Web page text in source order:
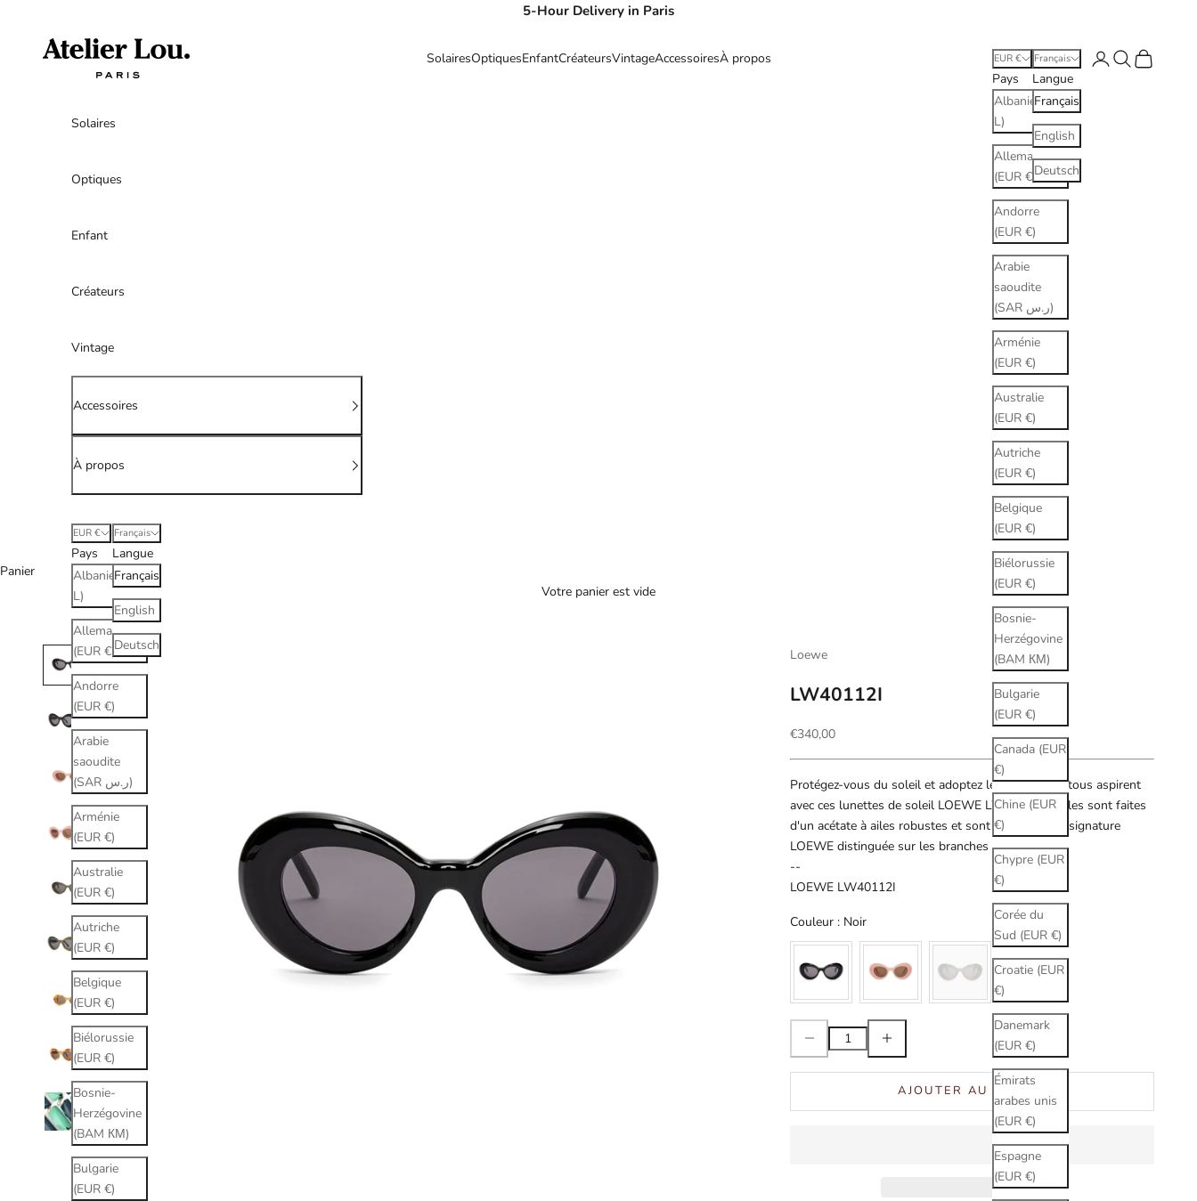
5-Hour Delivery in Paris
atelierlouparis
SolairesOptiquesEnfantCréateursVintageAccessoiresÀ propos EUR €
Pays
Albanie (ALL
L)
Allemagne
(EUR €)
Andorre
(EUR €)
Arabie
saoudite
(SAR ر.س)
Arménie
(EUR €)
Australie
(EUR €)
Autriche
(EUR €)
Belgique
(EUR €)
Biélorussie
(EUR €)
Bosnie-
Herzégovine
(BAM КМ)
Bulgarie
(EUR €)
Canada (EUR
€)
Chine (EUR
€)
Chypre (EUR
€)
Corée du
Sud (EUR €)
Croatie (EUR
€)
Danemark
(EUR €)
Émirats
arabes unis
(EUR €)
Espagne
(EUR €)
Français
Langue
Français
English
Deutsch
Connexion
Recherche
Panier
Solaires
Optiques
Enfant
Créateurs
Vintage
Accessoires
À propos
EUR €
Pays
Albanie (ALL
L)
Allemagne
(EUR €)
Andorre
(EUR €)
Arabie
saoudite
(SAR ر.س)
Arménie
(EUR €)
Australie
(EUR €)
Autriche
(EUR €)
Belgique
(EUR €)
Biélorussie
(EUR €)
Bosnie-
Herzégovine
(BAM КМ)
Bulgarie
(EUR €)
Français
Langue
Français
English
Deutsch
Panier
Votre panier est vide
Loewe
LW40112I
Prix de vente
€340,00
Protégez-vous du soleil et adoptez le look auquel tous aspirent
avec ces lunettes de soleil LOEWE LW 40112I ! Elles sont faites
d'un acétate à ailes robustes et sont ornées d'une signature
LOEWE distinguée sur les branches — ¡perfecto !
--
LOEWE LW40112I
Couleur : NoirCouleur
Diminuer la quantitéAugmenter la quantité
AJOUTER AU PANIER